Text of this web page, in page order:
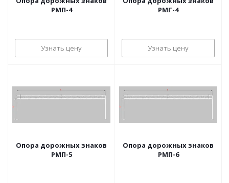
РМП-4
Узнать цену
РМГ-4
Узнать цену
Опора дорожных знаков
РМП-5
Опора дорожных знаков
РМП-6